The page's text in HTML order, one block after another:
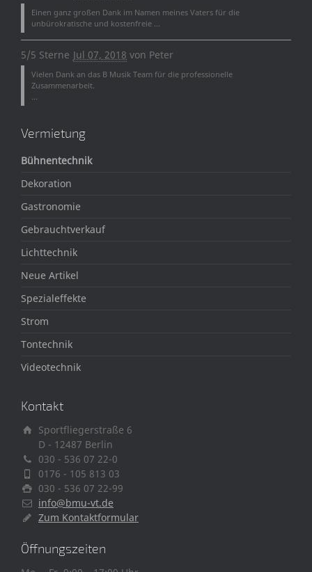
Einen ganz großen Dank im Namen meines Vaters für die
unbürokratische und kostenfreie ...
5/5 Sterne Jul 07, 2018 von Peter
Vielen Dank an das B Musik Team für die professionelle
Zusammenarbeit.
...
Vermietung
Bühnentechnik
Dekoration
Gastronomie
Gebrauchtverkauf
Lichttechnik
Neue Artikel
Spezialeffekte
Strom
Tontechnik
Videotechnik
Kontakt
Sportfliegerstraße 6
D - 12487 Berlin
030 - 536 07 22-0
0176 - 105 813 03
030 - 536 07 22-99
info@bmu-vt.de
Zum Kontaktformular
Öffnungszeiten